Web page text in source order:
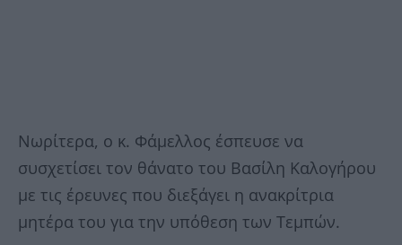
Νωρίτερα, ο κ. Φάμελλος έσπευσε να
συσχετίσει τον θάνατο του Βασίλη Καλογήρου
με τις έρευνες που διεξάγει η ανακρίτρια
μητέρα του για την υπόθεση των Τεμπών.